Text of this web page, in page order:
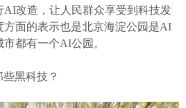
改造，让人民群众享受到科技发
方面的表示也是北京海淀公园是AI
都有一个AI公园。
黑科技？